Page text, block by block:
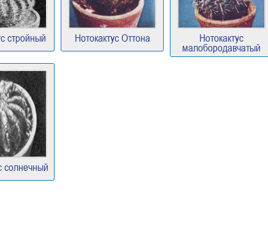
стройный Нотокактус Оттона Нотокактус
малобородавчатый
солнечный